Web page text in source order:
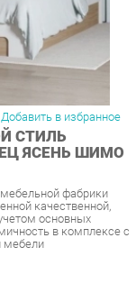
ЯСЕНЬ ШИМО
фабрики
основных
в комплексе с